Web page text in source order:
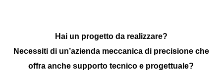
Hai un progetto da realizzare?
Necessiti di un’azienda meccanica di precisione che
offra anche supporto tecnico e progettuale?